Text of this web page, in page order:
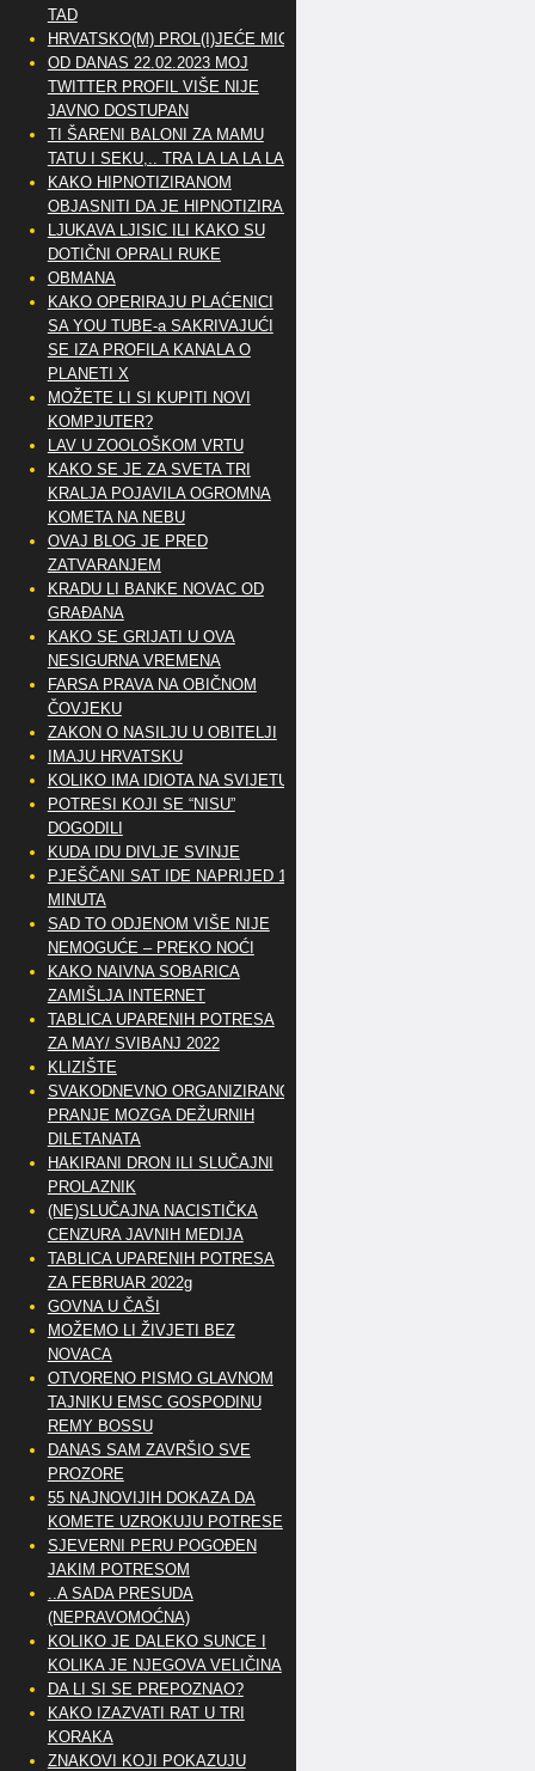
TAD
HRVATSKO(M) PROL(I)JEĆE MIG
OD DANAS 22.02.2023 MOJ
TWITTER PROFIL VIŠE NIJE
JAVNO DOSTUPAN
TI ŠARENI BALONI ZA MAMU
TATU I SEKU,.. TRA LA LA LA LA
KAKO HIPNOTIZIRANOM
OBJASNITI DA JE HIPNOTIZIRAN
LJUKAVA LJISIC ILI KAKO SU
DOTIČNI OPRALI RUKE
OBMANA
KAKO OPERIRAJU PLAĆENICI
SA YOU TUBE-a SAKRIVAJUĆI
SE IZA PROFILA KANALA O
PLANETI X
MOŽETE LI SI KUPITI NOVI
KOMPJUTER?
LAV U ZOOLOŠKOM VRTU
KAKO SE JE ZA SVETA TRI
KRALJA POJAVILA OGROMNA
KOMETA NA NEBU
OVAJ BLOG JE PRED
ZATVARANJEM
KRADU LI BANKE NOVAC OD
GRAĐANA
KAKO SE GRIJATI U OVA
NESIGURNA VREMENA
FARSA PRAVA NA OBIČNOM
ČOVJEKU
ZAKON O NASILJU U OBITELJI
IMAJU HRVATSKU
KOLIKO IMA IDIOTA NA SVIJETU?
POTRESI KOJI SE “NISU”
DOGODILI
KUDA IDU DIVLJE SVINJE
PJEŠČANI SAT IDE NAPRIJED 10
MINUTA
SAD TO ODJENOM VIŠE NIJE
NEMOGUĆE – PREKO NOĆI
KAKO NAIVNA SOBARICA
ZAMIŠLJA INTERNET
TABLICA UPARENIH POTRESA
ZA MAY/ SVIBANJ 2022
KLIZIŠTE
SVAKODNEVNO ORGANIZIRANO
PRANJE MOZGA DEŽURNIH
DILETANATA
HAKIRANI DRON ILI SLUČAJNI
PROLAZNIK
(NE)SLUČAJNA NACISTIČKA
CENZURA JAVNIH MEDIJA
TABLICA UPARENIH POTRESA
ZA FEBRUAR 2022g
GOVNA U ČAŠI
MOŽEMO LI ŽIVJETI BEZ
NOVACA
OTVORENO PISMO GLAVNOM
TAJNIKU EMSC GOSPODINU
REMY BOSSU
DANAS SAM ZAVRŠIO SVE
PROZORE
55 NAJNOVIJIH DOKAZA DA
KOMETE UZROKUJU POTRESE
SJEVERNI PERU POGOĐEN
JAKIM POTRESOM
..A SADA PRESUDA
(NEPRAVOMOĆNA)
KOLIKO JE DALEKO SUNCE I
KOLIKA JE NJEGOVA VELIČINA
DA LI SI SE PREPOZNAO?
KAKO IZAZVATI RAT U TRI
KORAKA
ZNAKOVI KOJI POKAZUJU